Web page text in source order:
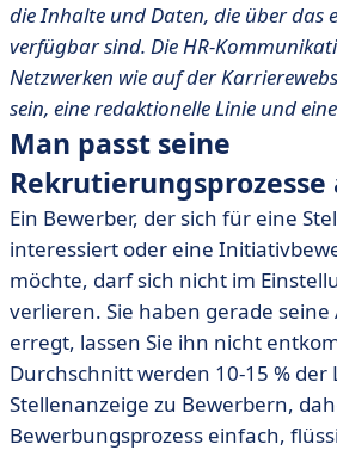
die Inhalte und Daten, die über das
verfügbar sind. Die HR-
Netzwerken wie auf der
sein, eine redaktionelle Linie und
Man passt seine
Rekrutierungsprozesse
Ein Bewerber, der sich für eine
interessiert oder eine
möchte, darf sich nicht im
verlieren. Sie haben gerade
erregt, lassen Sie ihn nicht
Durchschnitt werden 10-15 % der
Stellenanzeige zu Bewerbern,
Bewerbungsprozess einfach,